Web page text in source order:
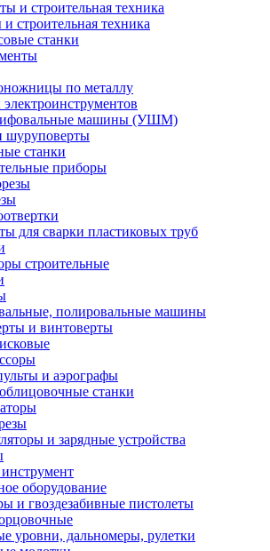
строительная техника
станки
по металлу
машины (УШМ)
шуруповерты
станки
приборы
для сварки пластиковых труб
строительные
полировальные машины
и винтоверты
и аэрографы
станки
и зарядные устройства
оборудование
и гвоздезабивные пистолеты
уровни, дальномеры, рулетки